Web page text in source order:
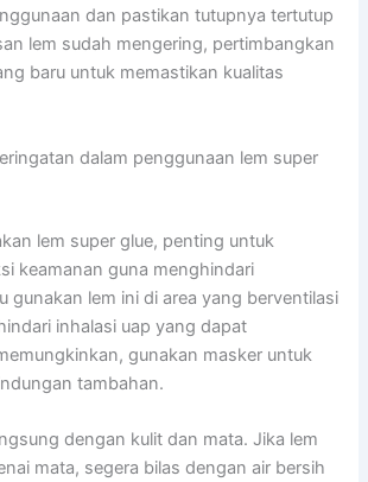
dan pastikan tutupnya tertutup
lem sudah mengering, pertimbangkan
baru untuk memastikan kualitas
dalam penggunaan lem super
lem super glue, penting untuk
keamanan guna menghindari
gunakan lem ini di area yang berventilasi
inhalasi uap yang dapat
gunakan masker untuk
tambahan.
dengan kulit dan mata. Jika lem
mata, segera bilas dengan air bersih